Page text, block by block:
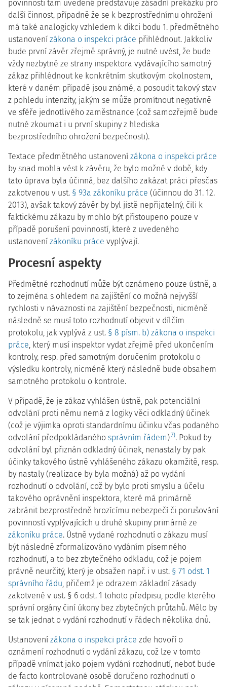
povinnosti tam uvedené představuje zásadní překážku pro
další činnost, případně že se k bezprostřednímu ohrožení
má také analogicky vzhledem k dikci bodu 1. předmětného
ustanovení zákona o inspekci práce přihlédnout. Jakkoliv
bude první závěr zřejmě správný, je nutné uvést, že bude
vždy nezbytné ze strany inspektora vydávajícího samotný
zákaz přihlédnout ke konkrétním skutkovým okolnostem,
které v daném případě jsou známé, a posoudit takový stav
z pohledu intenzity, jakým se může promítnout negativně
ve sféře jednotlivého zaměstnance (což samozřejmě bude
nutné zkoumat i u první skupiny z hlediska
bezprostředního ohrožení bezpečnosti).
Textace předmětného ustanovení zákona o inspekci práce
by snad mohla vést k závěru, že bylo možné v době, kdy
tato úprava byla účinná, bez dalšího zakázat práci přesčas
zakotvenou v ust. § 93a zákoníku práce (účinnou do 31. 12.
2013), avšak takový závěr by byl jistě nepřijatelný, čili k
faktickému zákazu by mohlo být přistoupeno pouze v
případě porušení povinností, které z uvedeného
ustanovení zákoníku práce vyplývají.
Procesní aspekty
Předmětné rozhodnutí může být oznámeno pouze ústně, a
to zejména s ohledem na zajištění co možná nejvyšší
rychlosti v návaznosti na zajištění bezpečnosti, nicméně
následně se musí toto rozhodnutí objevit v dílčím
protokolu, jak vyplývá z ust. § 8 písm. b) zákona o inspekci
práce, který musí inspektor vydat zřejmě před ukončením
kontroly, resp. před samotným doručením protokolu o
výsledku kontroly, nicméně který následně bude obsahem
samotného protokolu o kontrole.
V případě, že je zákaz vyhlášen ústně, pak potenciální
odvolání proti němu nemá z logiky věci odkladný účinek
(což je výjimka oproti standardnímu účinku včas podaného
odvolání předpokládaného správním řádem)7). Pokud by
odvolání byl přiznán odkladný účinek, nenastaly by pak
účinky takového ústně vyhlášeného zákazu okamžitě, resp.
by nastaly (realizace by byla možná) až po vydání
rozhodnutí o odvolání, což by bylo proti smyslu a účelu
takového oprávnění inspektora, které má primárně
zabránit bezprostředně hrozícímu nebezpečí či porušování
povinností vyplývajících u druhé skupiny primárně ze
zákoníku práce. Ústně vydané rozhodnutí o zákazu musí
být následně zformalizováno vydáním písemného
rozhodnutí, a to bez zbytečného odkladu, což je pojem
právně neurčitý, který je obsažen např. i v ust. § 71 odst. 1
správního řádu, přičemž je odrazem základní zásady
zakotvené v ust. § 6 odst. 1 tohoto předpisu, podle kterého
správní orgány činí úkony bez zbytečných průtahů. Mělo by
se tak jednat o vydání rozhodnutí v řádech několika dnů.
Ustanovení zákona o inspekci práce zde hovoří o
oznámení rozhodnutí o vydání zákazu, což lze v tomto
případě vnímat jako pojem vydání rozhodnutí, neboť bude
de facto kontrolované osobě doručeno rozhodnutí o